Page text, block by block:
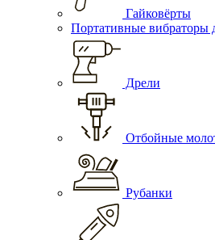
Гайковёрты
Портативные вибраторы
Дрели
Отбойные
Рубанки